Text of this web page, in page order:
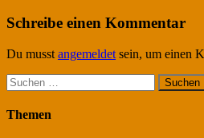
Schreibe einen Kommentar
Du musst angemeldet sein, um einen
Suchen
nach:
Themen